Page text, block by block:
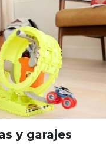
y garajes